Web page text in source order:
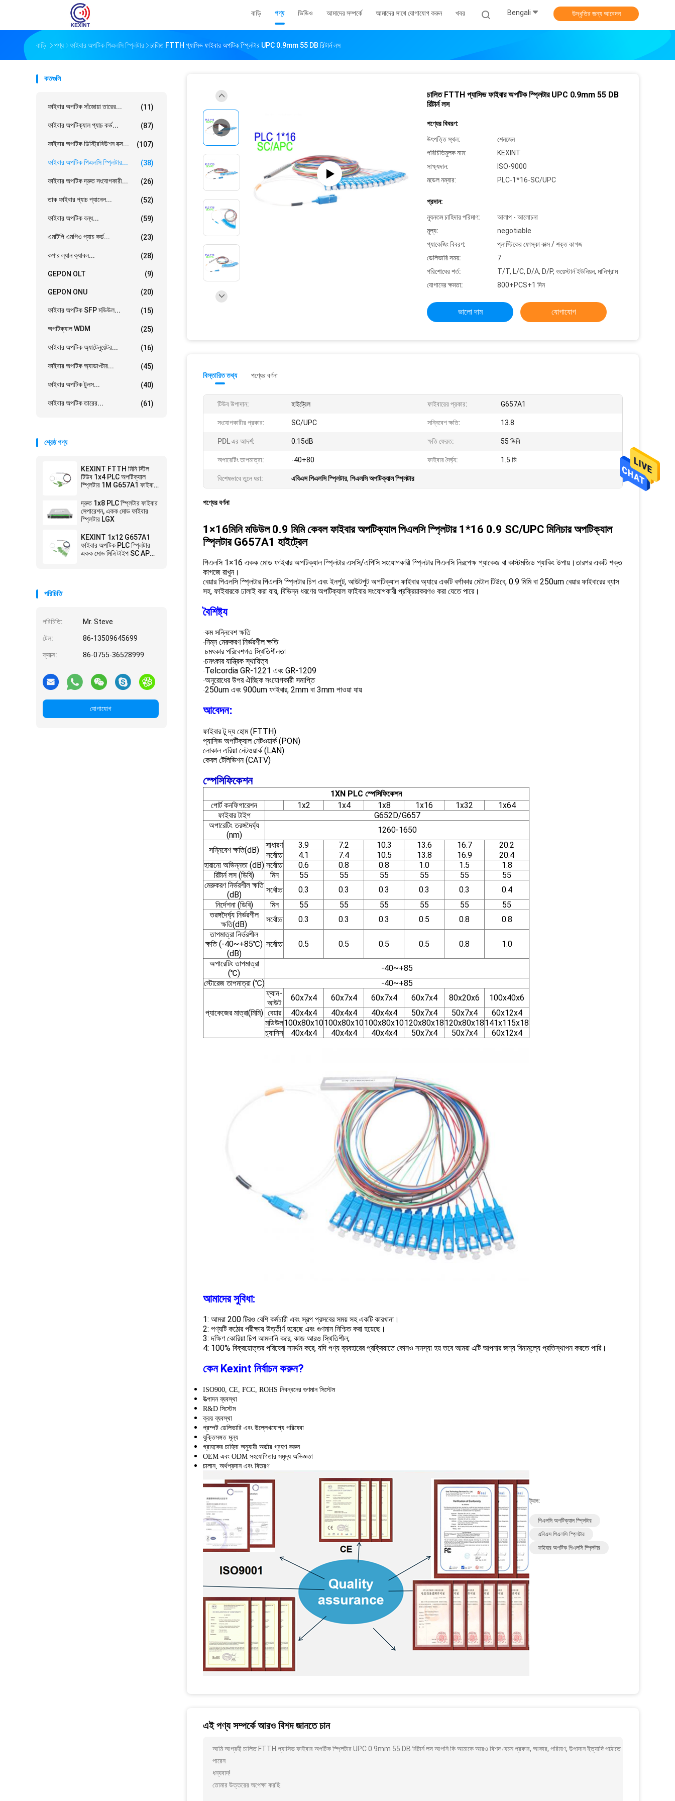
বাড়ি পণ্য ভিডিও আমাদের সম্পর্কে আমাদের সাথে যোগাযোগ করুন খবর Bengali উদ্ধৃতির জন্য আবেদন
বাড়ি পণ্য ফাইবার অপটিক পিএলসি স্প্লিটার চালিত FTTH প্যাসিভ ফাইবার অপটিক স্প্লিটার UPC 0.9mm 55 DB রিটার্ন লস
কতগুলি
ফাইবার অপটিক সাঁজোয়া তারের... (11)
ফাইবার অপটিক্যাল প্যাচ কর্ড... (87)
ফাইবার অপটিক ডিস্ট্রিবিউশন বক্স... (107)
ফাইবার অপটিক পিএলসি স্প্লিটার... (38)
ফাইবার অপটিক দ্রুত সংযোগকারী... (26)
তাক ফাইবার প্যাচ প্যানেল... (52)
ফাইবার অপটিক বন্ধ... (59)
এমটিপি এমপিও প্যাচ কর্ড... (23)
কপার ল্যান ক্যাবল... (28)
GEPON OLT (9)
GEPON ONU (20)
ফাইবার অপটিক SFP মডিউল... (15)
অপটিক্যাল WDM (25)
ফাইবার অপটিক অ্যাটেনুয়েটর... (16)
ফাইবার অপটিক অ্যাডাপ্টার... (45)
ফাইবার অপটিক টুলস... (40)
ফাইবার অপটিক তারের... (61)
শ্রেষ্ঠ পণ্য
KEXINT FTTH মিনি স্টিল
টিউব 1x4 PLC অপটিক্যাল
স্প্লিটার 1M G657A1 ফাইবার
দ্রুত 1x8 PLC স্প্লিটার ফাইবার
সেপারেশন, একক মোড ফাইবার
স্প্লিটার LGX
KEXINT 1x12 G657A1
ফাইবার অপটিক PLC স্প্লিটার
একক মোড মিনি টাইপ SC APC
পরিচিতি
পরিচিতি: Mr. Steve
টেল: 86-13509645699
ফ্যাক্স: 86-0755-36528999
যোগাযোগ
চালিত FTTH প্যাসিভ ফাইবার অপটিক স্প্লিটার UPC 0.9mm 55 DB
রিটার্ন লস
পণ্যের বিবরণ:
উৎপত্তি স্থল:
শেনজেন
পরিচিতিমুলক নাম:
KEXINT
সাক্ষ্যদান:
ISO-9000
মডেল নম্বার:
PLC-1*16-SC/UPC
প্রদান:
ন্যূনতম চাহিদার পরিমাণ:
আলাপ - আলোচনা
মূল্য:
negotiable
প্যাকেজিং বিবরণ:
প্লাস্টিকের ফোস্কা বাক্স / শক্ত কাগজ
ডেলিভারি সময়:
7
পরিশোধের শর্ত:
T/T, L/C, D/A, D/P, ওয়েস্টার্ন ইউনিয়ন, মানিগ্রাম
যোগানের ক্ষমতা:
800+PCS+1 দিন
ভালো দাম যোগাযোগ
বিস্তারিত তথ্য পণ্যের বর্ণনা
টিউব উপাদান: হাইট্রেল ফাইবারের প্রকার: G657A1
সংযোগকারীর প্রকার: SC/UPC সন্নিবেশ ক্ষতি: 13.8
PDL এর আদর্শ: 0.15dB ক্ষতি ফেরত: 55 ডিবি
অপারেটিং তাপমাত্রা: -40+80 ফাইবার দৈর্ঘ্য: 1.5 মি
বিশেষভাবে তুলে ধরা: এবিএস পিএলসি স্প্লিটার, পিএলসি অপটিক্যাল স্প্লিটার
পণ্যের বর্ণনা
1×16মিনি মডিউল 0.9 মিমি কেবল ফাইবার অপটিক্যাল পিএলসি স্প্লিটার 1*16 0.9 SC/UPC মিনিচার অপটিক্যাল
স্প্লিটার G657A1 হাইট্রেল
পিএলসি 1×16 একক মোড ফাইবার অপটিক্যাল স্প্লিটার এসসি/এপিসি সংযোগকারী স্প্লিটার পিএলসি নিরপেক্ষ প্যাকেজ বা কাস্টমজিড প্যাকিং উপায়।তারপর একটি শক্ত
কাগজে রাখুন।
বেয়ার পিএলসি স্প্লিটার পিএলসি স্প্লিটার চিপ এবং ইনপুট, আউটপুট অপটিক্যাল ফাইবার অ্যারে একটি বর্গাকার মেটাল টিউবে, 0.9 মিমি বা 250um বেয়ার ফাইবারের ব্যাস
সহ, ফাইবারকে ঢালাই করা যায়, বিভিন্ন ধরণের অপটিক্যাল ফাইবার সংযোগকারী প্রক্রিয়াকরণও করা যেতে পারে।
বৈশিষ্ট্য
·কম সন্নিবেশ ক্ষতি
·নিম্ন মেরুকরণ নির্ভরশীল ক্ষতি
·চমৎকার পরিবেশগত স্থিতিশীলতা
·চমৎকার যান্ত্রিক স্থায়িত্ব
·Telcordia GR-1221 এবং GR-1209
·অনুরোধের উপর ঐচ্ছিক সংযোগকারী সমাপ্তি
·250um এবং 900um ফাইবার, 2mm বা 3mm পাওয়া যায়
আবেদন:
ফাইবার টু দ্য হোম (FTTH)
প্যাসিভ অপটিক্যাল নেটওয়ার্ক (PON)
লোকাল এরিয়া নেটওয়ার্ক (LAN)
কেবল টেলিভিশন (CATV)
স্পেসিফিকেশন
1XN PLC স্পেসিফিকেশন
পোর্ট কনফিগারেশন
1x2 1x4 1x8 1x16 1x32
1x64
ফাইবার টাইপ
G652D/G657
অপারেটিং তরঙ্গদৈর্ঘ্য
(nm)
1260-1650
সন্নিবেশ ক্ষতি(dB)
সাধারণ 3.9 7.2 10.3 13.6 16.7
20.2
সর্বোচ্চ
4.1 7.4 10.5 13.8 16.9
20.4
হারানো অভিন্নতা (dB) সর্বোচ্চ 0.6 0.8 0.8 1.0 1.5
1.8
রিটার্ন লস (ডিবি)
মিন 55 55 55 55 55
55
মেরুকরণ নির্ভরশীল ক্ষতি
(dB)
সর্বোচ্চ 0.3 0.3 0.3 0.3 0.3
0.4
নির্দেশনা (ডিবি)
মিন 55 55 55 55 55
55
তরঙ্গদৈর্ঘ্য নির্ভরশীল
ক্ষতি(dB)
সর্বোচ্চ 0.3 0.3 0.3 0.5 0.8
0.8
তাপমাত্রা নির্ভরশীল
ক্ষতি (-40~+85℃)
(dB)
সর্বোচ্চ 0.5 0.5 0.5 0.5 0.8 1.0
অপারেটিং তাপমাত্রা
(℃)
-40~+85
স্টোরেজ তাপমাত্রা (℃)
-40~+85
প্যাকেজের মাত্রা(মিমি)
ফ্যান-
আউট
60x7x4 60x7x4 60x7x4 60x7x4 80x20x6
100x40x6
বেয়ার
40x4x4 40x4x4 40x4x4 50x7x4 50x7x4
60x12x4
মডিউল100x80x10100x80x10100x80x10120x80x18120x80x18141x115x18
চ্যাসিস
40x4x4 40x4x4 40x4x4 50x7x4 50x7x4 60x12x4
আমাদের সুবিধা:
1: আমরা 200 টিরও বেশি কর্মচারী এবং স্বল্প প্রসবের সময় সহ একটি কারখানা।
2: পণ্যটি কঠোর পরীক্ষায় উত্তীর্ণ হয়েছে এবং গুণমান নিশ্চিত করা হয়েছে।
3: দক্ষিণ কোরিয়া চিপ আমদানি করে, কাজ আরও স্থিতিশীল;
4: 100% বিক্রয়োত্তর পরিষেবা সমর্থন করে, যদি পণ্য ব্যবহারের প্রক্রিয়াতে কোনও সমস্যা হয় তবে আমরা এটি আপনার জন্য বিনামূল্যে প্রতিস্থাপন করতে পারি।
কেন Kexint নির্বাচন করুন?
ISO900, CE, FCC, ROHS নিবন্ধনের গুণমান সিস্টেম
উত্পাদন ব্যবস্থা
R&D সিস্টেম
ক্রয় ব্যবস্থা
প্রম্পট ডেলিভারি এবং উল্লেখযোগ্য পরিষেবা
যুক্তিসঙ্গত মূল্য
গ্রাহকের চাহিদা অনুযায়ী অর্ডার গ্রহণ করুন
OEM এবং ODM সহযোগিতার সমৃদ্ধ অভিজ্ঞতা
চালান, অর্থপ্রদান এবং বিতরণ
ট্যাগ:
পিএলসি অপটিক্যাল স্প্লিটার
এবিএস পিএলসি স্প্লিটার
ফাইবার অপটিক পিএলসি স্প্লিটার
এই পণ্য সম্পর্কে আরও বিশদ জানতে চান
আমি আগ্রহী চালিত FTTH প্যাসিভ ফাইবার অপটিক স্প্লিটার UPC 0.9mm 55 DB রিটার্ন লস আপনি কি আমাকে আরও বিশদ যেমন প্রকার, আকার, পরিমাণ, উপাদান ইত্যাদি পাঠাতে
পারেন
ধন্যবাদ!
তোমার উত্তরের অপেক্ষা করছি.